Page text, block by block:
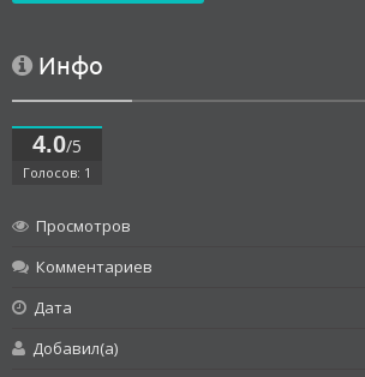
Инфо
4.0/5
Голосов: 1
Просмотров
Комментариев
Дата
Добавил(а)